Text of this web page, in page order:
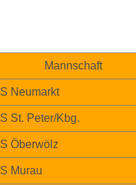
Mannschaft
Neumarkt
St. Peter/Kbg.
Öberwölz
Murau